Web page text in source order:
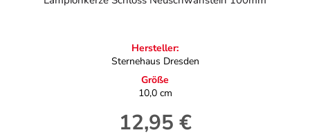
Hersteller:
Sternehaus Dresden
Größe
10,0 cm
Regulärer Preis:
12,95 €